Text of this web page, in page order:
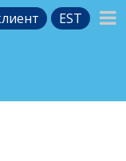
EST